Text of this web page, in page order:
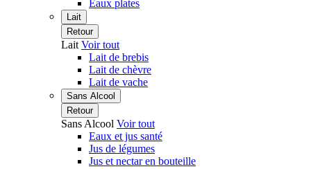
Eaux plates
Lait
Retour
Lait Voir tout
Lait de brebis
Lait de chèvre
Lait de vache
Sans Alcool
Retour
Sans Alcool Voir tout
Eaux et jus santé
Jus de légumes
Jus et nectar en bouteille